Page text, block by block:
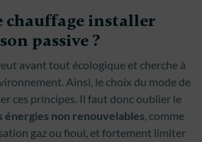
chauffage installer
passive ?
avant tout écologique et cherche à
Ainsi, le choix du mode de
ces principes. Il faut donc oublier le
énergies non renouvelables, comme
gaz ou fioul, et fortement limiter